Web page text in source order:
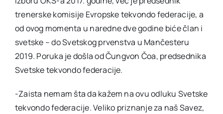
trenerske komisije Evropske tekvondo federacije, a
od ovog momenta u naredne dve godine biće član i
svetske – do Svetskog prvenstva u Mančesteru
2019. Poruka je došla od Čungvon Čoa, predsednika
Svetske tekvondo federacije.
-Zaista nemam šta da kažem na ovu odluku Svetske
tekvondo federacije. Veliko priznanje za naš Savez,